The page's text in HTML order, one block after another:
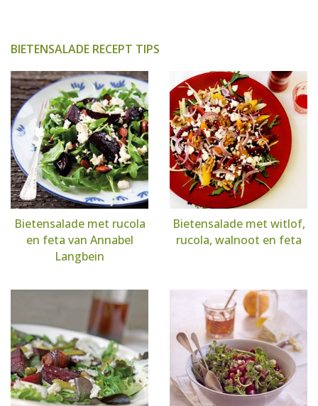
BIETENSALADE RECEPT TIPS
Bietensalade met rucola
en feta van Annabel
Langbein
Bietensalade met witlof,
rucola, walnoot en feta